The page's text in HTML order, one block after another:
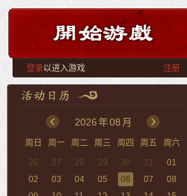
登录以进入游戏 注册
2026年08 月
周日 周一 周二 周三 周四 周五
周六
26
27 28 29 30 31
01
02
03 04 05 06 07
08